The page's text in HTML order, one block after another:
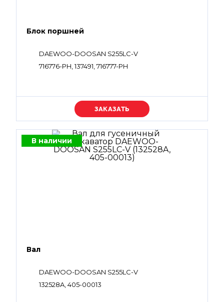
Блок поршней
DAEWOO-DOOSAN S255LC-V
716776-PH, 137491, 716777-PH
Уточняйте цену
В наличии
Вал
DAEWOO-DOOSAN S255LC-V
132528A, 405-00013